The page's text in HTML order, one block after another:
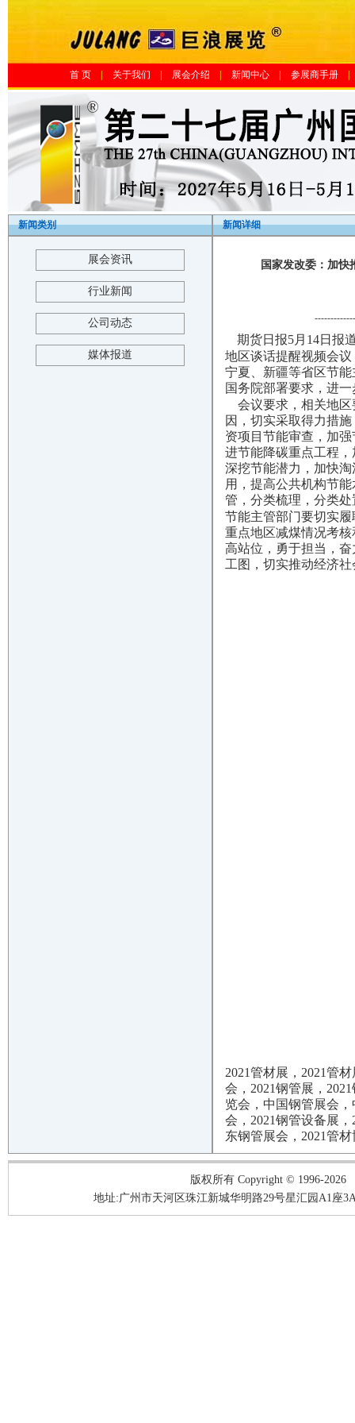
首 页 关于我们 展会介绍 新闻中心 参展商手册|
新闻类别
展会资讯
行业新闻
公司动态
媒体报道
新闻详细
国家发改委：加快
期货日报5月14日报
地区谈话提醒视频会
宁夏、新疆等省区节
国务院部署要求，进
会议要求，相关地区
因，切实采取得力措
资项目节能审查，加
进节能降碳重点工程
深挖节能潜力，加快
用，提高公共机构节
管，分类梳理，分类
节能主管部门要切实
重点地区减煤情况考
高站位，勇于担当，
工图，切实推动经济
2021管材展，2021管
会，2021钢管展，
览会，中国钢管展会
会，2021钢管设备展
东钢管展会，2021管
版权所有 Copyright © 1996-2026
地址:广州市天河区珠江新城华明路29号星汇园A1座